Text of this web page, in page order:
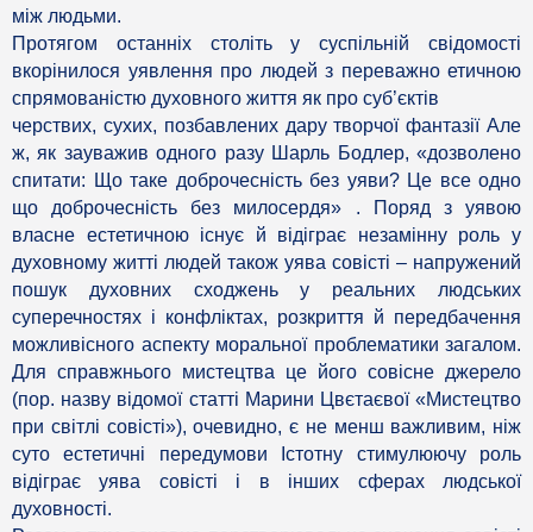
між людьми.
Протягом останніх століть у суспільній свідомості
вкорінилося уявлення про людей з переважно етичною
спрямованістю духовного життя як про суб’єктів
черствих, сухих, позбавлених дару творчої фантазії Але
ж, як зауважив одного разу Шарль Бодлер, «дозволено
спитати: Що таке доброчесність без уяви? Це все одно
що доброчесність без милосердя» . Поряд з уявою
власне естетичною існує й відіграє незамінну роль у
духовному житті людей також уява совісті – напружений
пошук духовних сходжень у реальних людських
суперечностях і конфліктах, розкриття й передбачення
можливісного аспекту моральної проблематики загалом.
Для справжнього мистецтва це його совісне джерело
(пор. назву відомої статті Марини Цвєтаєвої «Мистецтво
при світлі совісті»), очевидно, є не менш важливим, ніж
суто естетичні передумови Істотну стимулюючу роль
відіграє уява совісті і в інших сферах людської
духовності.